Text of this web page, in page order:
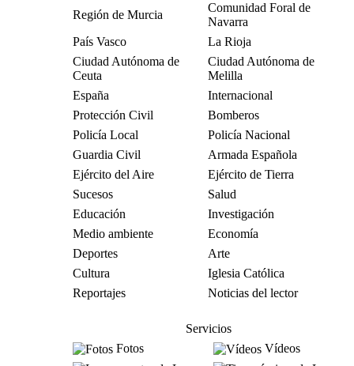
Región de Murcia
Comunidad Foral de
Navarra
País Vasco
La Rioja
Ciudad Autónoma de
Ceuta
Ciudad Autónoma de
Melilla
España
Internacional
Protección Civil
Bomberos
Policía Local
Policía Nacional
Guardia Civil
Armada Española
Ejército del Aire
Ejército de Tierra
Sucesos
Salud
Educación
Investigación
Medio ambiente
Economía
Deportes
Arte
Cultura
Iglesia Católica
Reportajes
Noticias del lector
Servicios
Fotos
Vídeos